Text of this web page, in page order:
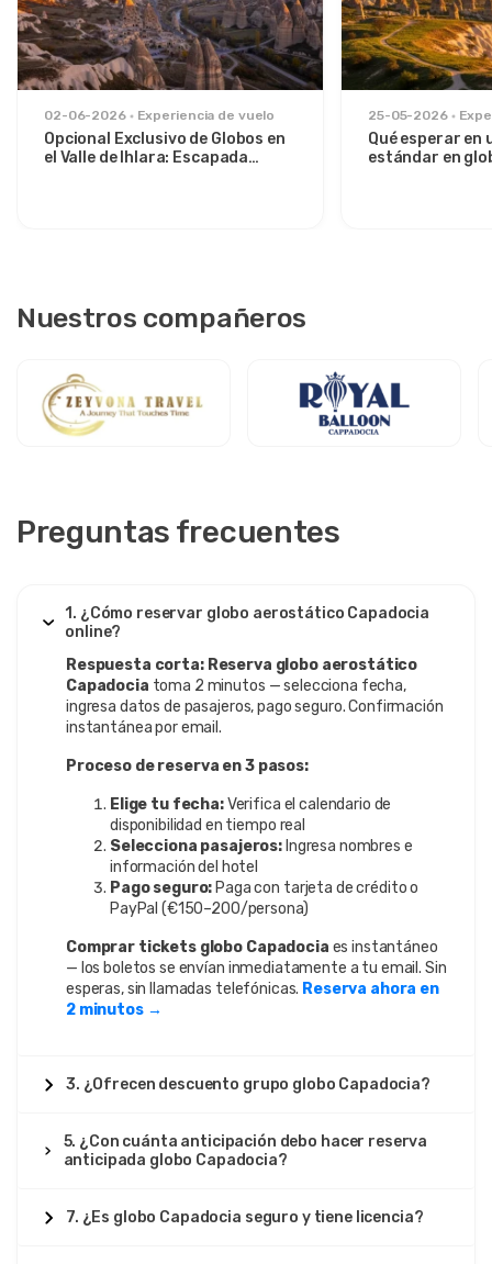
02-06-2026 Experiencia de vuelo
Opcional Exclusivo de Globos en
el Valle de Ihlara: Escapada
25-05-2026
Qué esperar en
estándar en
Nuestros compañeros
Preguntas frecuentes
1. ¿Cómo reservar globo aerostático Capadocia
online?
Respuesta corta: Reserva globo aerostático
Capadocia toma 2 minutos — selecciona fecha,
ingresa datos de pasajeros, pago seguro. Confirmación
instantánea por email.
Proceso de reserva en 3 pasos:
Elige tu fecha:Verifica el calendario de
disponibilidad en tiempo real
Selecciona pasajeros: Ingresa nombres e
información del hotel
Pago seguro: Paga con tarjeta de crédito o
PayPal (€150–200/persona)
Comprar tickets globo Capadocia es instantáneo
— los boletos se envían inmediatamente a tu email. Sin
esperas, sin llamadas telefónicas. Reserva ahora en
2 minutos →
3. ¿Ofrecen descuento grupo globo Capadocia?
5. ¿Con cuánta anticipación debo hacer reserva
anticipada globo Capadocia?
7. ¿Es globo Capadocia seguro y tiene licencia?